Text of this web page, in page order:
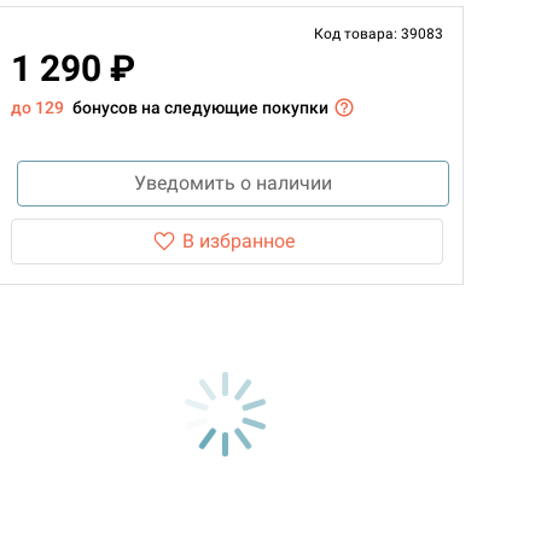
Код товара: 39083
1 290 ₽
до 129 бонусов на следующие покупки
Уведомить о наличии
В избранное